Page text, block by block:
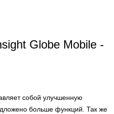
Globe Mobile -
собой улучшенную
больше функций. Так же